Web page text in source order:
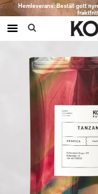
Hemleverans: Beställ gott